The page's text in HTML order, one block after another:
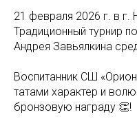
21 февраля 2026 г. в г.
Традиционный турнир
Андрея Завьялкина
Воспитанник СШ
татами характер и
бронзовую награду 👏!